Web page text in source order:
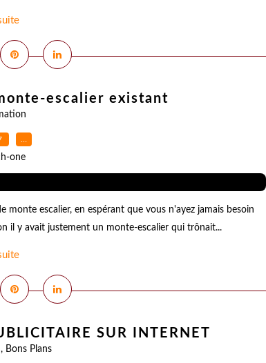
escalier existant
…
one
escalier, en espérant que vous n'ayez jamais besoin
il y avait justement un monte-escalier qui trônait...
SUR INTERNET
, Bons Plans